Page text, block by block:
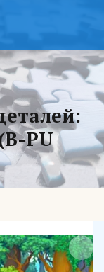
PU